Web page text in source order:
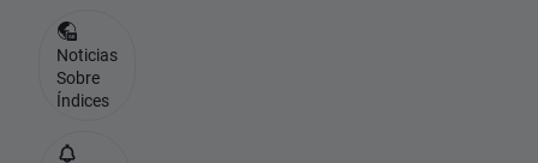
Noticias
Sobre
Índices